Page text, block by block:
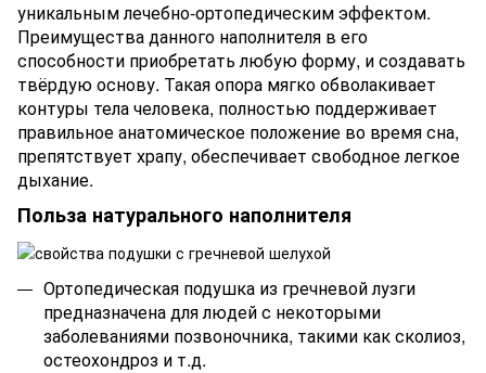
уникальным лечебно-ортопедическим эффектом.
Преимущества данного наполнителя в его
способности приобретать любую форму, и создавать
твёрдую основу. Такая опора мягко обволакивает
контуры тела человека, полностью поддерживает
правильное анатомическое положение во время сна,
препятствует храпу, обеспечивает свободное легкое
дыхание.
Польза натурального наполнителя
Ортопедическая подушка из гречневой лузги
предназначена для людей с некоторыми
заболеваниями позвоночника, такими как сколиоз,
остеохондроз и т.д.